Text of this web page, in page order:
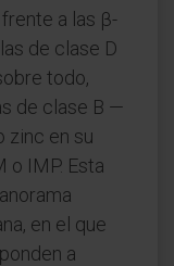
a las β-
de clase D
todo,
de clase B —
zinc en su
IMP. Esta
en el que
a